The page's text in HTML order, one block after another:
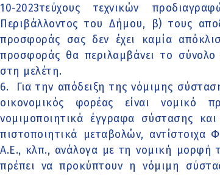
10-2023τεύχους τεχνικών
Περιβάλλοντος του Δήμου, β) τους
προσφοράς σας δεν έχει καμία
προσφοράς θα περιλαμβάνει το
στη μελέτη.
6. Για την απόδειξη της νόμιμης
οικονομικός φορέας είναι νομικό
νομιμοποιητικά έγγραφα σύστασης
πιστοποιητικά μεταβολών,
Α.Ε., κλπ., ανάλογα με τη νομική μορφή
πρέπει να προκύπτουν η νόμιμη